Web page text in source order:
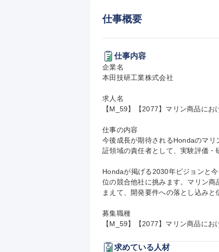
仕事概要
仕事内容
企業名
本田技研工業株式会社
求人名
【M_59】【2077】マリン商品にお
仕事の内容
今後成長が期待されるHondaのマ
証領域の責任者として、実験評価・
Hondaが掲げる2030年ビジョンと
位の競合他社に挑みます。マリン
まえて、開発要件への落とし込みと
募集職種
【M_59】【2077】マリン商品にお
求めている人材